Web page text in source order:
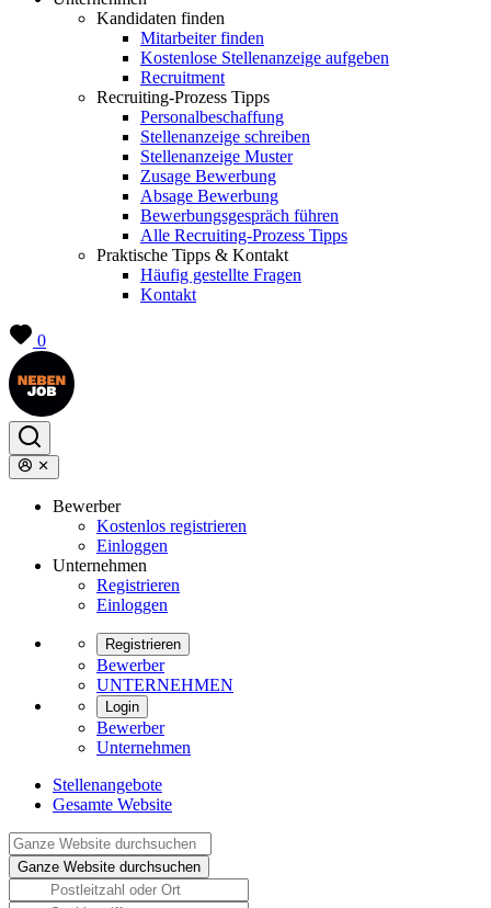
Kandidaten finden
Mitarbeiter finden
Kostenlose Stellenanzeige aufgeben
Recruitment
Recruiting-Prozess Tipps
Personalbeschaffung
Stellenanzeige schreiben
Stellenanzeige Muster
Zusage Bewerbung
Absage Bewerbung
Bewerbungsgespräch führen
Alle Recruiting-Prozess Tipps
Praktische Tipps & Kontakt
Häufig gestellte Fragen
Kontakt
0
Bewerber
Kostenlos registrieren
Einloggen
Unternehmen
Registrieren
Einloggen
Registrieren
Bewerber
UNTERNEHMEN
Login
Bewerber
Unternehmen
Stellenangebote
Gesamte Website